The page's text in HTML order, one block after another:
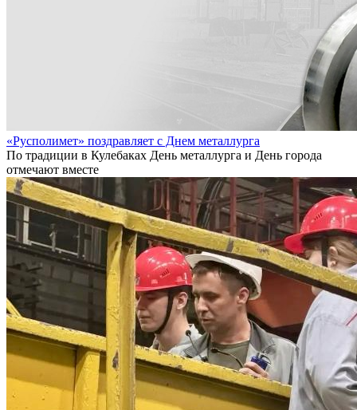
«Русполимет» поздравляет с Днем металлурга
По традиции в Кулебаках День металлурга и День города
отмечают вместе